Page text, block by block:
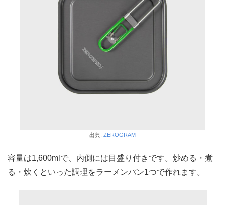
出典: ZEROGRAM
容量は1,600mlで、内側には目盛り付きです。炒める・煮
る・炊くといった調理をラーメンパン1つで作れます。